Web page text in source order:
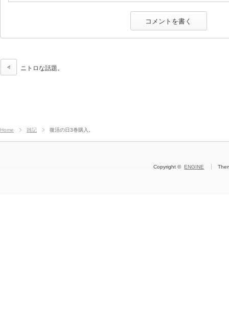
ニトロな話題。
Home 雑記 復活の日3巻購入。
Copyright ©ENGINE